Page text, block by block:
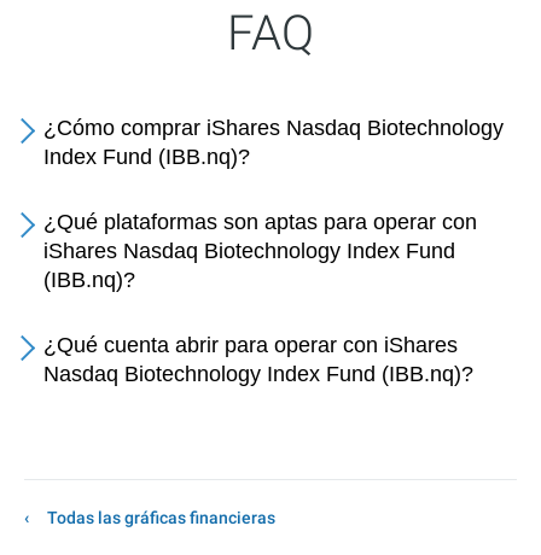
FAQ
¿Cómo comprar iShares Nasdaq Biotechnology
Index Fund (IBB.nq)?
¿Qué plataformas son aptas para operar con
iShares Nasdaq Biotechnology Index Fund
(IBB.nq)?
¿Qué cuenta abrir para operar con iShares
Nasdaq Biotechnology Index Fund (IBB.nq)?
Todas las gráficas financieras